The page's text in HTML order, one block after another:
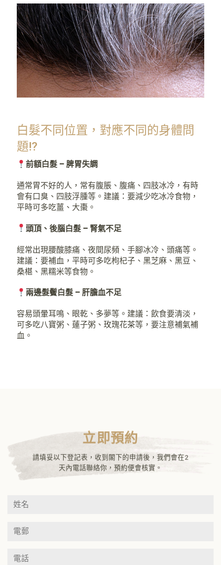
白髮不同位置， 對應不同的身體問
題!?
前額白髮 – 脾胃失調
通常胃不好的人，常有腹脹、腹痛、四肢冰冷，有時
會有口臭、四肢浮腫等。 建議：要減少吃冰冷食物，
平時可多吃薑、大棗。
頭頂、後腦白髮 – 腎氣不足
經常出現腰酸膝痛、夜間尿頻、手腳冰冷、頭痛等。
建議：要補血，平時可多吃枸杞子、黑芝麻、黑豆、
桑椹、黑糯米等食物。
兩邊髮鬢白髮 – 肝膽血不足
容易頭暈耳鳴、眼乾、多夢等。 建議：飲食要清淡，
可多吃八寶粥、蓮子粥、玫瑰花茶等，要注意補氣補
血。
立即預約
請填妥以下登記表，收到閣下的申請後，我們會在2
天內電話聯絡你，預約便會核實。